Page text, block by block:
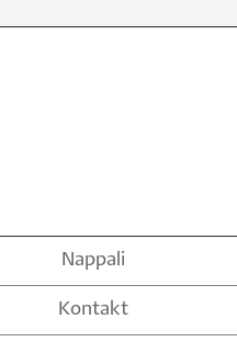
Nappali
Kontakt